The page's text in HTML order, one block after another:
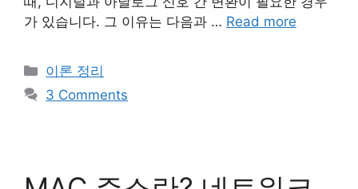
가 있습니다. 그 이유는 다음과 … Read more
Categories
이론 정리
3 Comments